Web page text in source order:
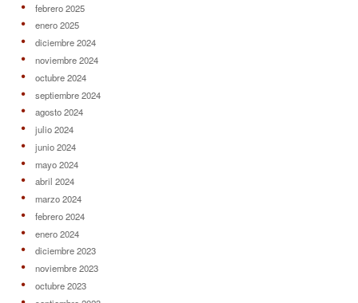
febrero 2025
enero 2025
diciembre 2024
noviembre 2024
octubre 2024
septiembre 2024
agosto 2024
julio 2024
junio 2024
mayo 2024
abril 2024
marzo 2024
febrero 2024
enero 2024
diciembre 2023
noviembre 2023
octubre 2023